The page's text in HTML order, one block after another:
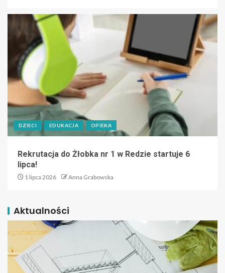
DZIECI EDUKACJA OPIEKA
Rekrutacja do Żłobka nr 1 w Redzie startuje 6
lipca!
1 lipca 2026 Anna Grabowska
Aktualności